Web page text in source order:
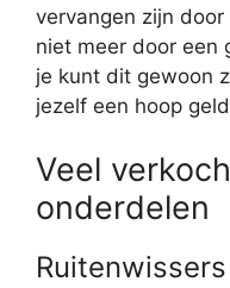
vervangen zijn
niet meer door een
je kunt dit gewoon
jezelf een hoop
Veel
onderdelen
Ruitenwissers